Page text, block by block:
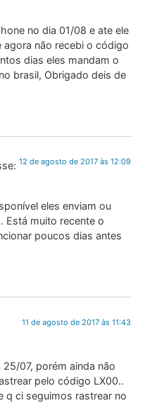
no dia 01/08 e ate ele
agora não recebi o código
dias eles mandam o
brasil, Obrigado deis de
12 de agosto de 2017 às 12:09
eles enviam ou
Está muito recente o
poucos dias antes
11 de agosto de 2017 às 11:43
07, porém ainda não
pelo código LX00..
q ci seguimos rastrear no